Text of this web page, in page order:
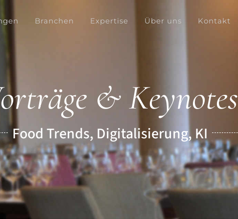
Branchen Expertise Über uns Kontakt
& Keynotes
Food Trends, Digitalisierung, KI